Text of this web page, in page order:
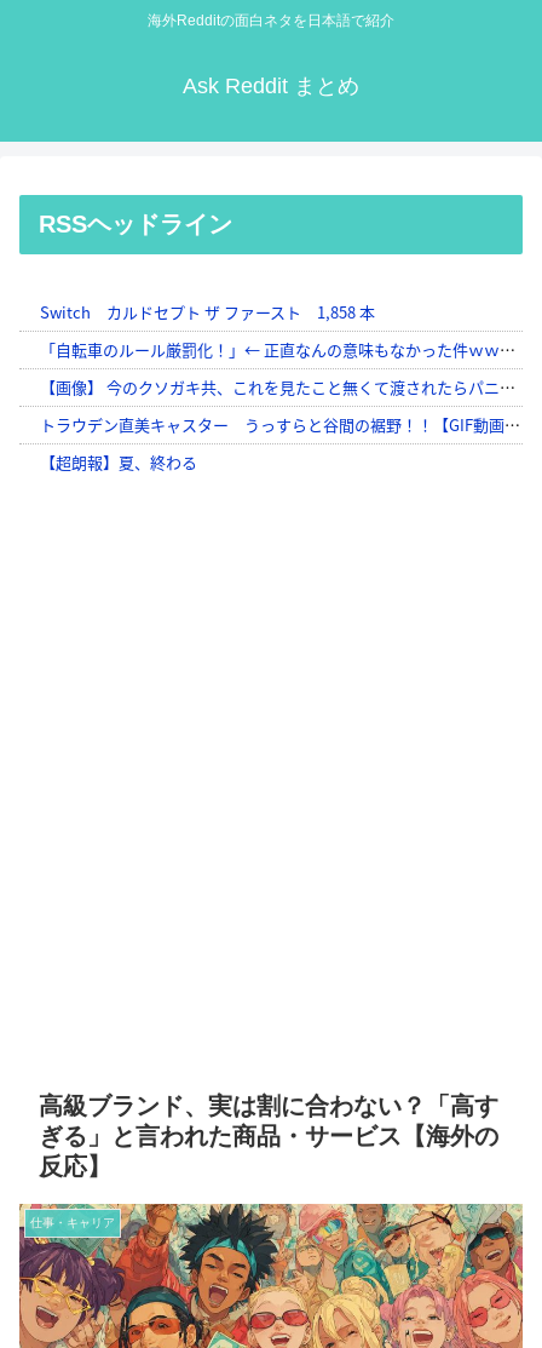
海外Redditの面白ネタを日本語で紹介
Ask Reddit まとめ
RSSヘッドライン
高級ブランド、実は割に合わない？「高す
ぎる」と言われた商品・サービス【海外の
反応】
仕事・キャリア